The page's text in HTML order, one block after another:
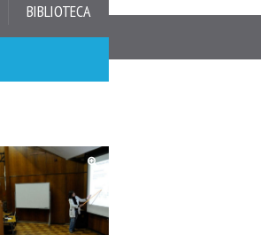
BIBLIOTECA